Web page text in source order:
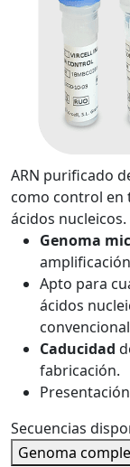
ARN purificado
como control en
ácidos nucleicos.
Genoma
Apto para
ácidos
Caducidad
fabricación.
Presentación
Secuencias
Genoma